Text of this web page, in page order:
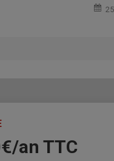
par les
jaunisse ? Qu’en
an​ TTC